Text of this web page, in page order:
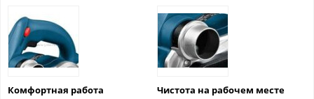
Комфортная работа Чистота на рабочем месте